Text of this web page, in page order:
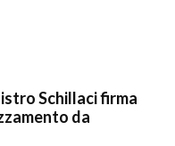
Schillaci firma
da